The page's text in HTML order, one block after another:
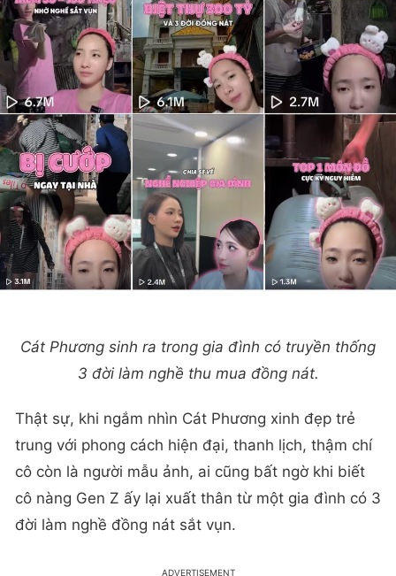
Cát Phương sinh ra trong gia đình có truyền thống
3 đời làm nghề thu mua đồng nát.
Thật sự, khi ngắm nhìn Cát Phương xinh đẹp trẻ
trung với phong cách hiện đại, thanh lịch, thậm chí
cô còn là người mẫu ảnh, ai cũng bất ngờ khi biết
cô nàng Gen Z ấy lại xuất thân từ một gia đình có 3
đời làm nghề đồng nát sắt vụn.